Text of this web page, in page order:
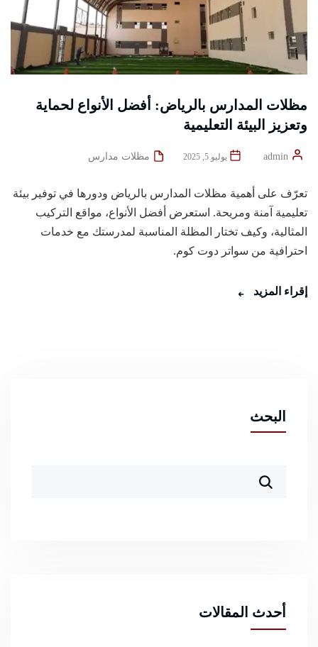
مظلات المدارس بالرياض: أفضل الأنواع لحماية
وتعزيز البيئة التعليمية
يوليو 5, 2025 مظلات مدارس
تعرّف على أهمية مظلات المدارس بالرياض ودورها في توفير بيئة
تعليمية آمنة ومريحة. استعرض أفضل الأنواع، مواقع التركيب
المثالية، وكيف تختار المظلة المناسبة لمدرستك مع خدمات
احترافية من سواتر دوت كوم.
إقراء المزيد
البحث
أحدث المقالات